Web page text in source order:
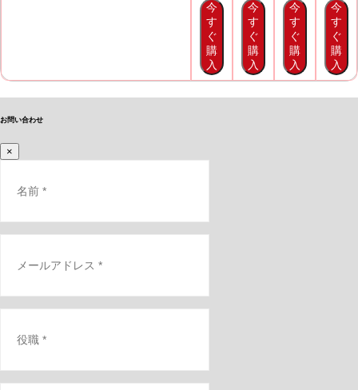
今
す
ぐ
購
入
今
す
ぐ
購
入
今
す
ぐ
購
入
今
す
ぐ
購
入
お問い合わせ
×